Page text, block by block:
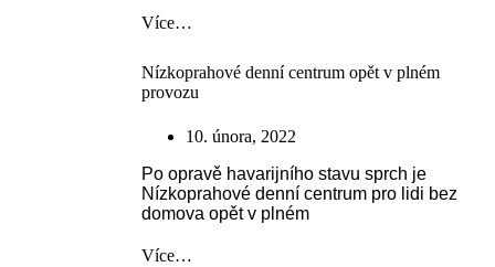
Více…
Nízkoprahové denní centrum opět v plném
provozu
10. února, 2022
Po opravě havarijního stavu sprch je
Nízkoprahové denní centrum pro lidi bez
domova opět v plném
Více…